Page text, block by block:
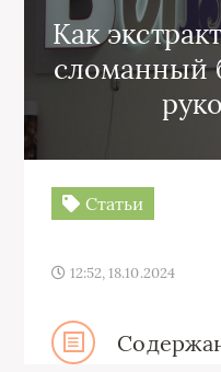
Как
сломанный
Статьи
12:52, 18.10.2024